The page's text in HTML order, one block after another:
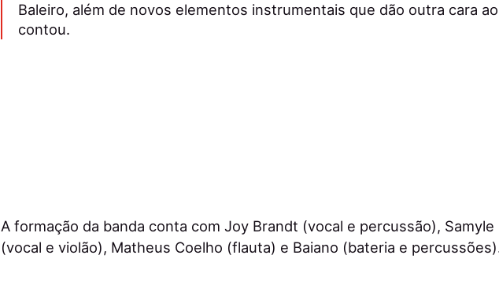
Baleiro, além de novos elementos instrumentais que dão outra cara
contou.
A formação da banda conta com Joy Brandt (vocal e percussão), Samyle
(vocal e violão), Matheus Coelho (flauta) e Baiano (bateria e